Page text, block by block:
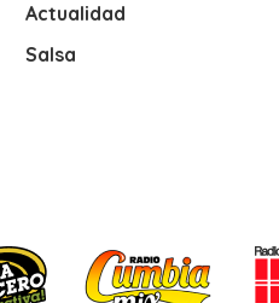
Actualidad
Salsa